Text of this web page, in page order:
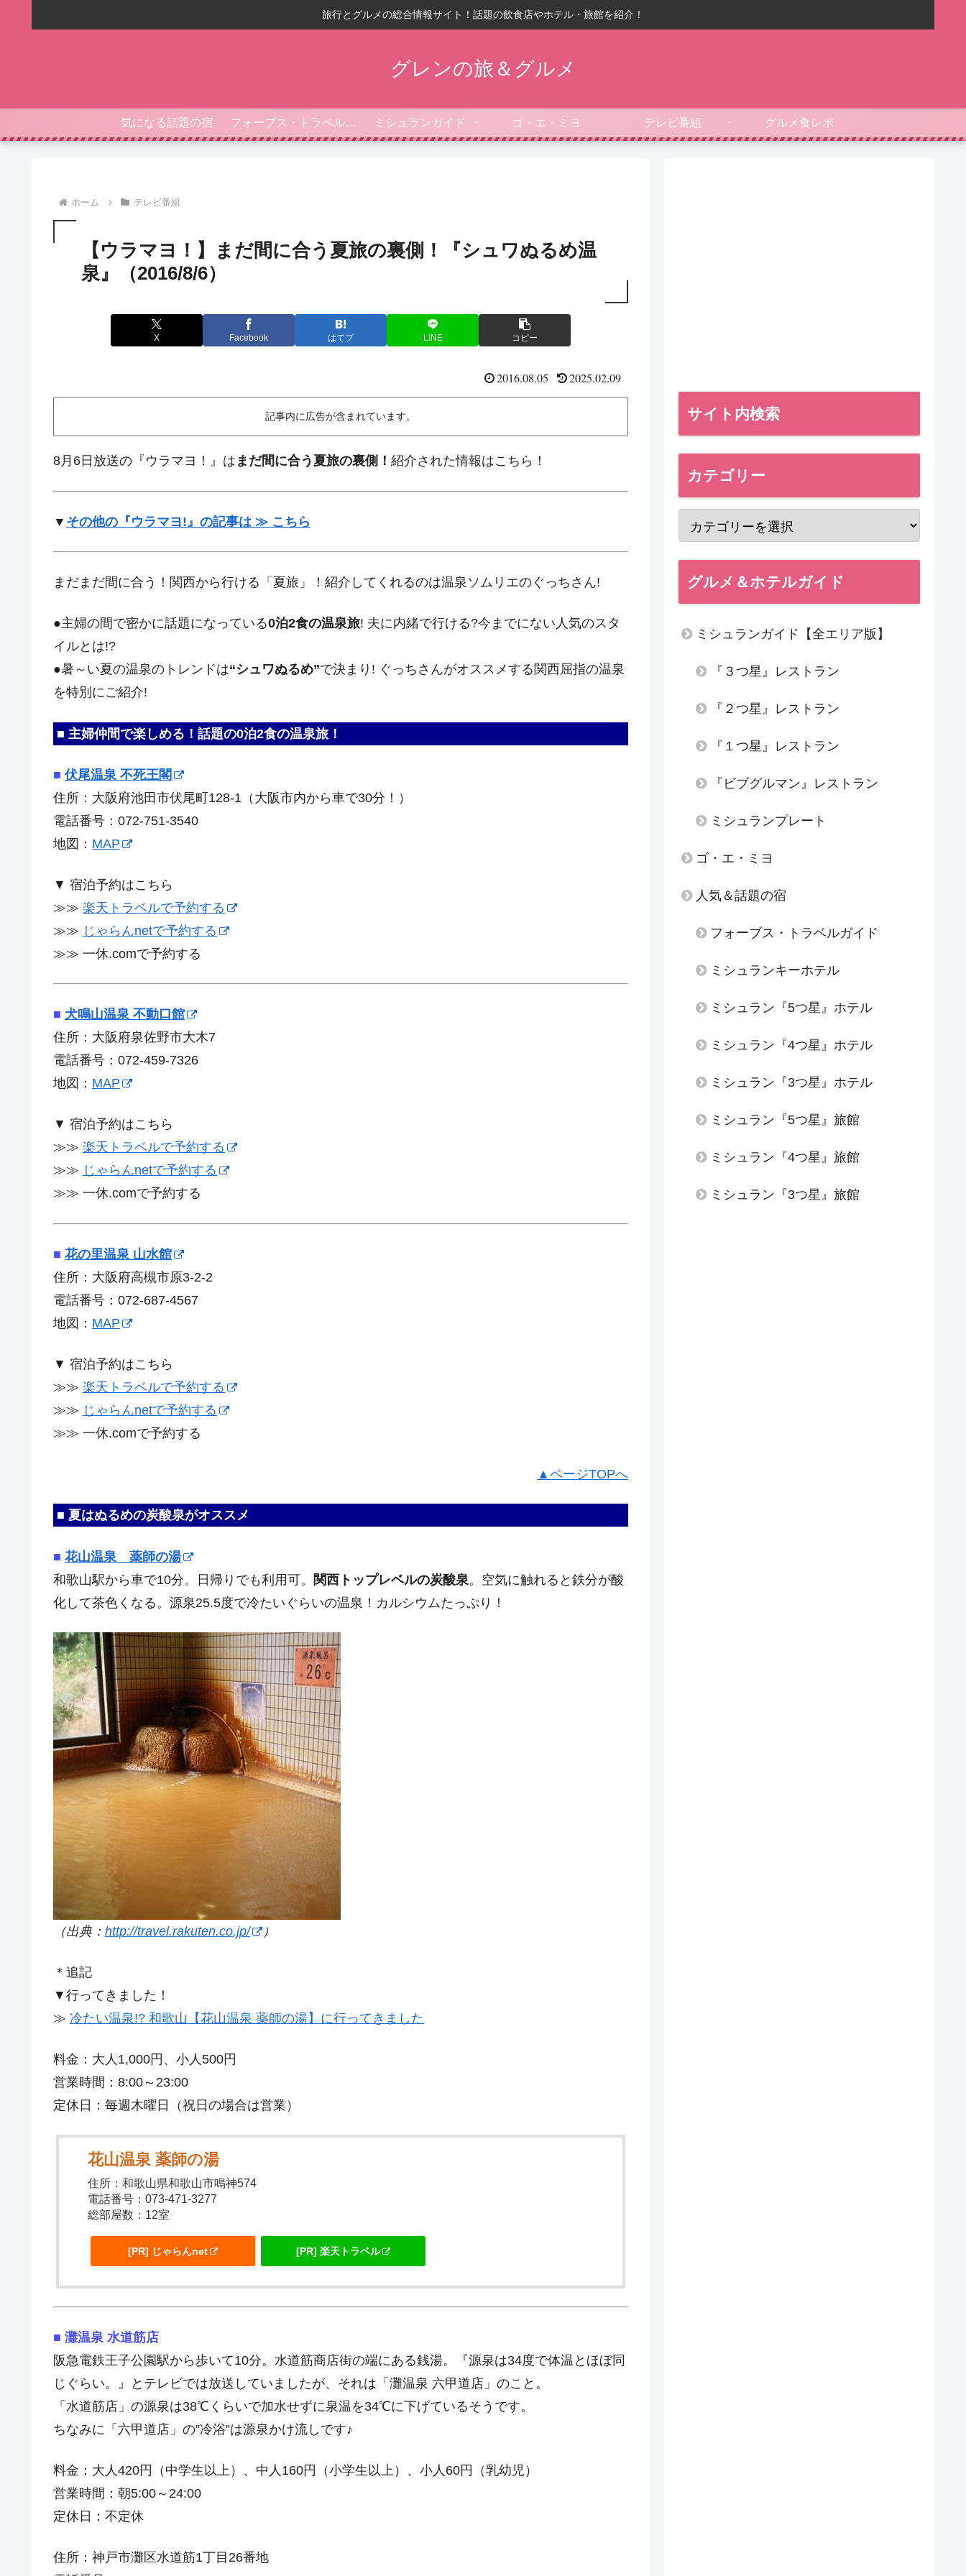
旅行とグルメの総合情報サイト！話題の飲食店やホテル・旅館を紹介！
グレンの旅＆グルメ
気になる話題の宿 フォーブス・トラベルガイド ミシュランガイド ゴ・エ・ミヨ テレビ番組 グルメ食レポ
ホーム テレビ番組
【ウラマヨ！】まだ間に合う夏旅の裏側！『シュワぬるめ温
泉』（2016/8/6）
X Facebook はてブ LINE コピー
2016.08.05 2025.02.09
記事内に広告が含まれています。
8月6日放送の『ウラマヨ！』は まだ間に合う夏旅の裏側！ 紹介された情報はこちら！
▼ その他の『ウラマヨ!』の記事は ≫ こちら
まだまだ間に合う！関西から行ける「夏旅」！紹介してくれるのは温泉ソムリエのぐっちさん!
●主婦の間で密かに話題になっている0泊2食の温泉旅! 夫に内緒で行ける?今までにない人気のスタ
イルとは!?
●暑～い夏の温泉のトレンドは“シュワぬるめ”で決まり! ぐっちさんがオススメする関西屈指の温泉
を特別にご紹介!
■ 主婦仲間で楽しめる！話題の0泊2食の温泉旅！
■ 伏尾温泉 不死王閣
住所：大阪府池田市伏尾町128-1（大阪市内から車で30分！）
電話番号：072-751-3540
地図： MAP
▼ 宿泊予約はこちら
≫≫ 楽天トラベルで予約する
≫≫ じゃらんnetで予約する
≫≫ 一休.comで予約する
■ 犬鳴山温泉 不動口館
住所：大阪府泉佐野市大木7
電話番号：072-459-7326
地図： MAP
▼ 宿泊予約はこちら
≫≫ 楽天トラベルで予約する
≫≫ じゃらんnetで予約する
≫≫ 一休.comで予約する
■ 花の里温泉 山水館
住所：大阪府高槻市原3-2-2
電話番号：072-687-4567
地図： MAP
▼ 宿泊予約はこちら
≫≫ 楽天トラベルで予約する
≫≫ じゃらんnetで予約する
≫≫ 一休.comで予約する
▲ページTOPへ
■ 夏はぬるめの炭酸泉がオススメ
■ 花山温泉 薬師の湯
和歌山駅から車で10分。日帰りでも利用可。 関西トップレベルの炭酸泉。空気に触れると鉄分が酸
化して茶色くなる。源泉25.5度で冷たいぐらいの温泉！カルシウムたっぷり！
（出典： http://travel.rakuten.co.jp/ ）
＊追記
▼行ってきました！
≫ 冷たい温泉!? 和歌山【花山温泉 薬師の湯】に行ってきました
料金：大人1,000円、小人500円
営業時間：8:00～23:00
定休日：毎週木曜日（祝日の場合は営業）
花山温泉 薬師の湯
住所：和歌山県和歌山市鳴神574
電話番号：073-471-3277
総部屋数：12室
[PR] じゃらんnet [PR] 楽天トラベル
■ 灘温泉 水道筋店
阪急電鉄王子公園駅から歩いて10分。水道筋商店街の端にある銭湯。『源泉は34度で体温とほぼ同
じぐらい。』とテレビでは放送していましたが、それは「灘温泉 六甲道店」のこと。
「水道筋店」の源泉は38℃くらいで加水せずに泉温を34℃に下げているそうです。
ちなみに「六甲道店」の”冷浴”は源泉かけ流しです♪
料金：大人420円（中学生以上）、中人160円（小学生以上）、小人60円（乳幼児）
営業時間：朝5:00～24:00
定休日：不定休
住所：神戸市灘区水道筋1丁目26番地
サイト内検索
カテゴリー
グルメ＆ホテルガイド
ミシュランガイド【全エリア版】
『３つ星』レストラン
『２つ星』レストラン
『１つ星』レストラン
『ビブグルマン』レストラン
ミシュランプレート
ゴ・エ・ミヨ
人気＆話題の宿
フォーブス・トラベルガイド
ミシュランキーホテル
ミシュラン『5つ星』ホテル
ミシュラン『4つ星』ホテル
ミシュラン『3つ星』ホテル
ミシュラン『5つ星』旅館
ミシュラン『4つ星』旅館
ミシュラン『3つ星』旅館